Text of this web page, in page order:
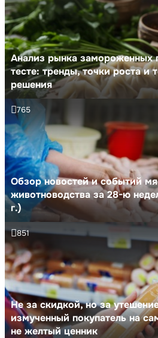
Анализ рынка замороженных
тесте: тренды, точки роста и
решения
Обзор новостей и событий
животноводства за 28-ю
г.)
765
Не за скидкой, но за
измученный покупатель на
не желтый ценник
851